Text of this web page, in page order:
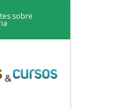
sobre